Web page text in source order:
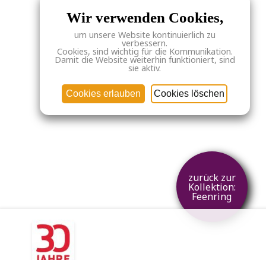
zurück zur
Kollektion:
Feenring
Wir verwenden Cookies,
um unsere Website kontinuierlich zu
verbessern.
Cookies, sind wichtig für die Kommunikation.
Damit die Website weiterhin funktioniert, sind
sie aktiv.
Cookies erlauben Cookies löschen